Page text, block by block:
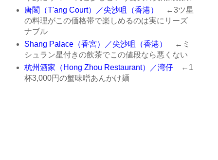
唐閣（T'ang Court）／尖沙咀（香港）
←3ツ星
の料理がこの価格帯で楽しめるのは実にリーズ
ナブル
Shang Palace（香宮）／尖沙咀（香港）
←ミ
シュラン星付きの飲茶でこの値段なら悪くない
杭州酒家（Hong Zhou Restaurant）／湾仔←1
杯3,000円の蟹味噌あんかけ麺